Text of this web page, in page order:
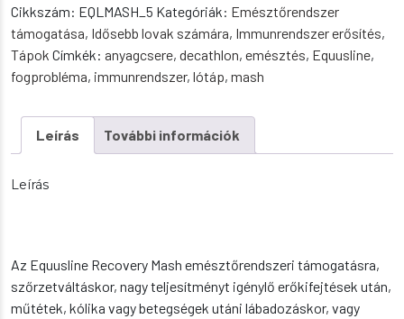
kg
mennyiség
Cikkszám: EQLMASH_5 Kategóriák: Emésztőrendszer
támogatása, Idősebb lovak számára, Immunrendszer erősítés,
Tápok Címkék: anyagcsere, decathlon, emésztés, Equusline,
fogprobléma, immunrendszer, lótáp, mash
Leírás További információk
Leírás
Az Equusline Recovery Mash emésztőrendszeri támogatásra,
szőrzetváltáskor, nagy teljesítményt igénylő erőkifejtések után,
műtétek, kólika vagy betegségek utáni lábadozáskor, vagy